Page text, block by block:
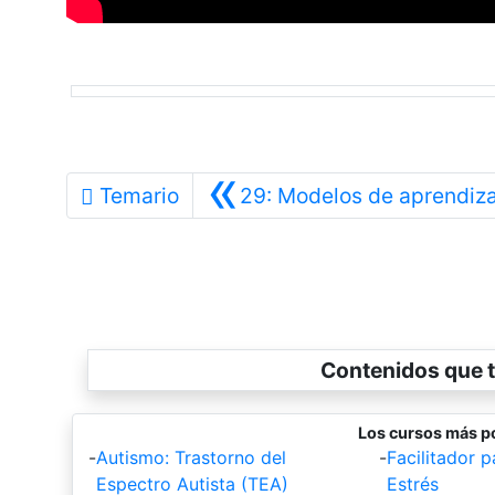
Temario «29: Modelos de
Contenidos que
Los cursos más
-Autismo: Trastorno del
Espectro Autista (TEA)
-Facilitador
Estrés